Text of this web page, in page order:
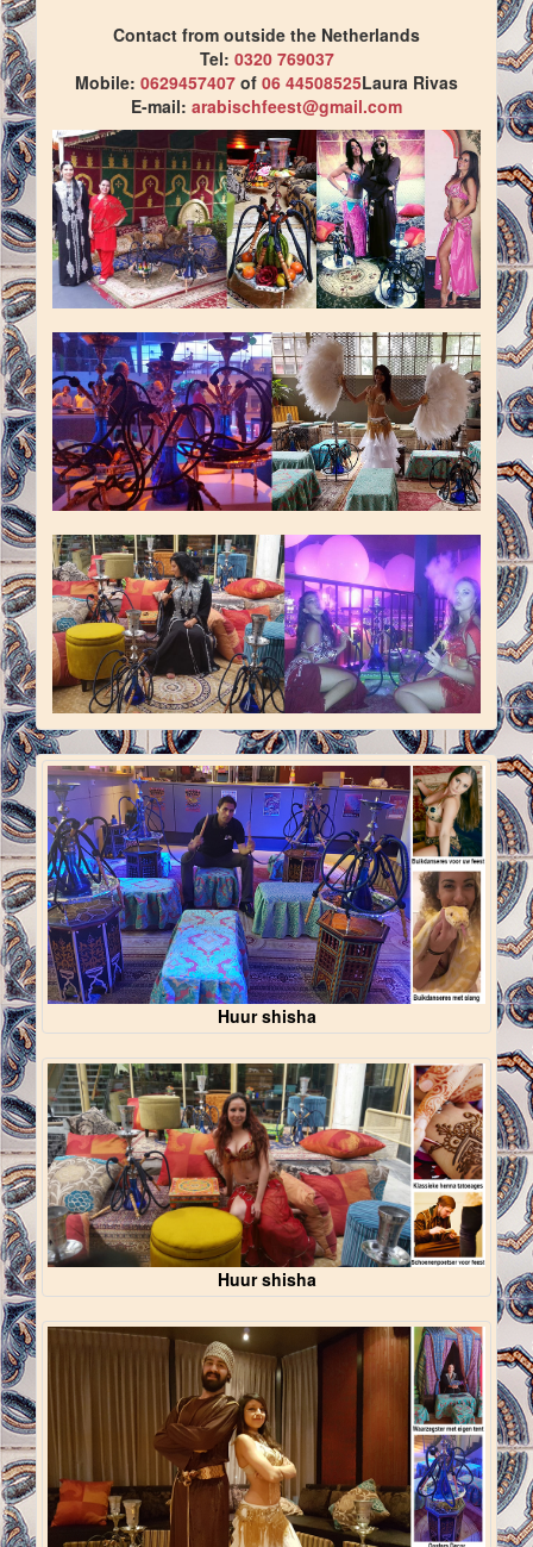
Contact from outside the Netherlands
Tel: 0320 769037
Mobile: 0629457407 of 06 44508525Laura Rivas
E-mail: arabischfeest@gmail.com
Huur shisha
Huur shisha